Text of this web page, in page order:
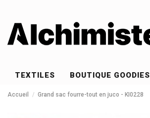
TEXTILES BOUTIQUE GOODIES
Accueil Grand sac fourre-tout en juco - KI0228